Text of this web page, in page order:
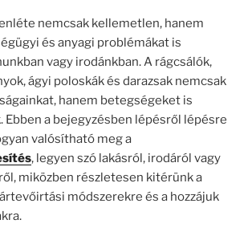
nemcsak kellemetlen, hanem
és anyagi problémákat is
vagy irodánkban. A rágcsálók,
ágyi poloskák és darazsak nemcsak
hanem betegségeket is
a bejegyzésben lépésről lépésre
valósítható meg a
, legyen szó lakásról, irodáról vagy
miközben részletesen kitérünk a
módszerekre és a hozzájuk